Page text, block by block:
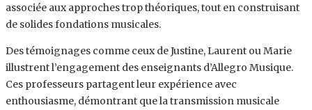
associée aux approches trop théoriques, tout en construisant
de solides fondations musicales.
Des témoignages comme ceux de Justine, Laurent ou Marie
illustrent l’engagement des enseignants d’Allegro Musique.
Ces professeurs partagent leur expérience avec
enthousiasme, démontrant que la transmission musicale